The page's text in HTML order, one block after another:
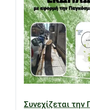
Συνεχίζεται